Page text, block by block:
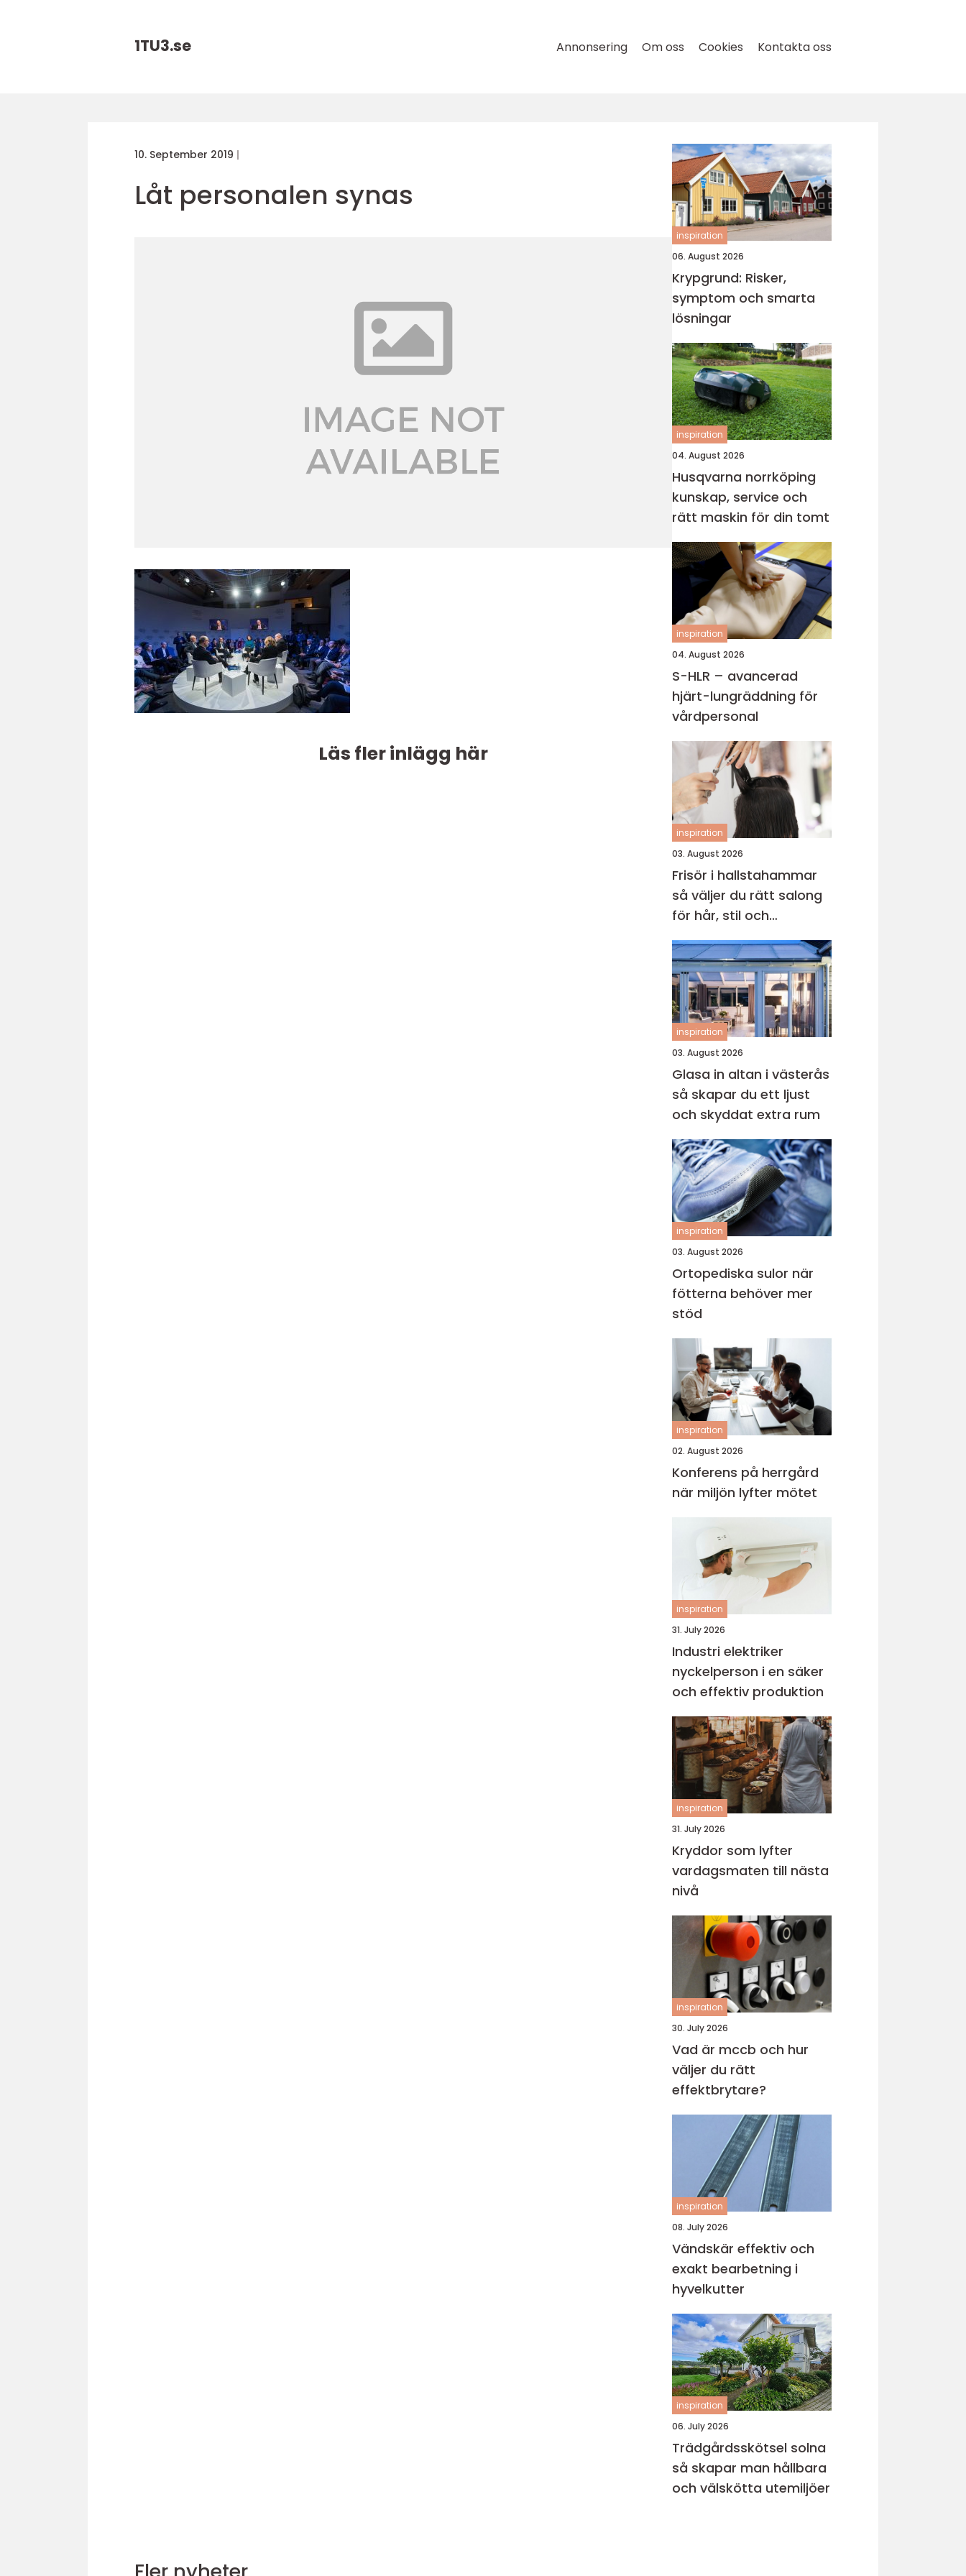
1TU3.se Annonsering Om oss Cookies Kontakta oss
10. September 2019
Låt personalen synas
Läs fler inlägg här
inspiration
06. August 2026
Krypgrund: Risker,
symptom och smarta
lösningar
inspiration
04. August 2026
Husqvarna norrköping
kunskap, service och
rätt maskin för din tomt
inspiration
04. August 2026
S-HLR – avancerad
hjärt-lungräddning för
vårdpersonal
inspiration
03. August 2026
Frisör i hallstahammar
så väljer du rätt salong
för hår, stil och
välmående
inspiration
03. August 2026
Glasa in altan i västerås
så skapar du ett ljust
och skyddat extra rum
inspiration
03. August 2026
Ortopediska sulor när
fötterna behöver mer
stöd
inspiration
02. August 2026
Konferens på herrgård
när miljön lyfter mötet
inspiration
31. July 2026
Industri elektriker
nyckelperson i en säker
och effektiv produktion
inspiration
31. July 2026
Kryddor som lyfter
vardagsmaten till nästa
nivå
inspiration
30. July 2026
Vad är mccb och hur
väljer du rätt
effektbrytare?
inspiration
08. July 2026
Vändskär effektiv och
exakt bearbetning i
hyvelkutter
inspiration
06. July 2026
Trädgårdsskötsel solna
så skapar man hållbara
och välskötta utemiljöer